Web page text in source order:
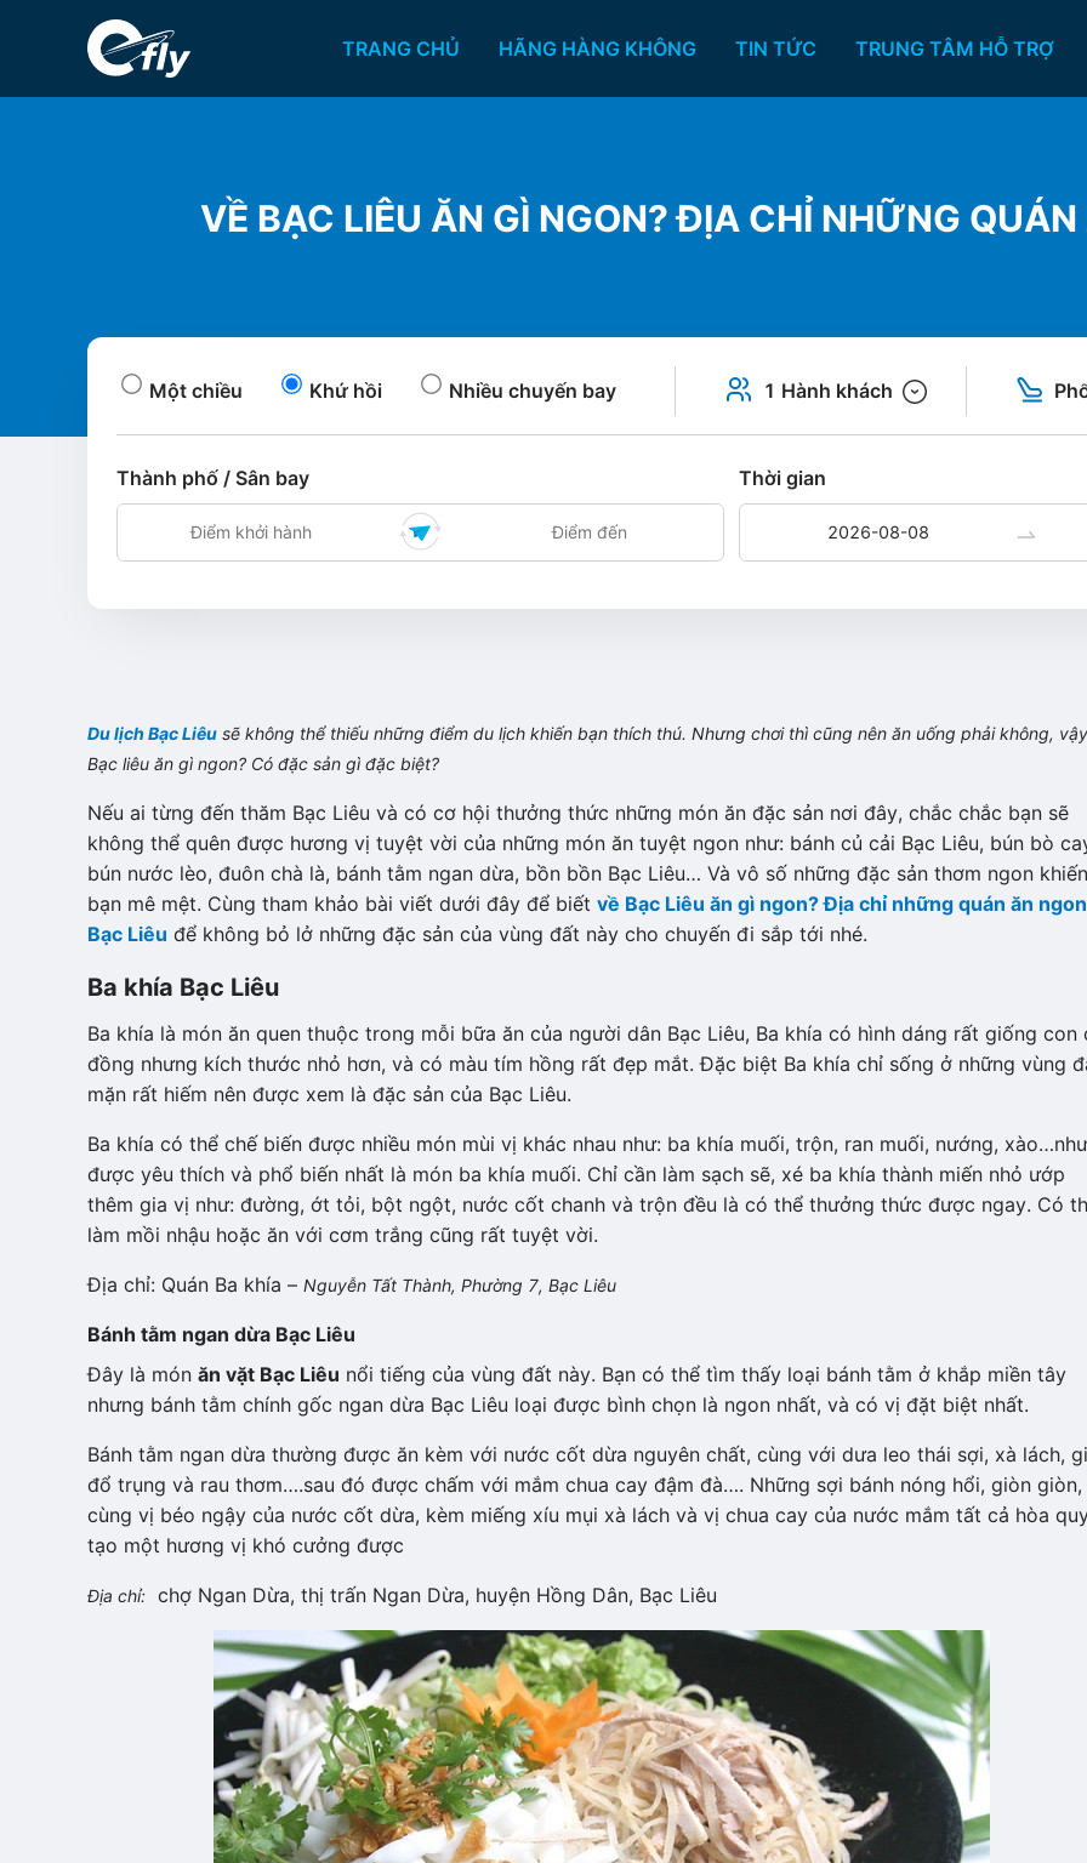
TRANG CHỦ HÃNG HÀNG KHÔNG TIN TỨC TRUNG TÂM HỖ TRỢ
VỀ BẠC LIÊU ĂN GÌ NGON? ĐỊA CHỈ NHỮNG
Một chiều Khứ hồi Nhiều chuyến bay 1 Hành khách
Thành phố / Sân bay Thời gian
Du lịch Bạc Liêu sẽ không thể thiếu những điểm du lịch khiến bạn thích thú. Nhưng chơi thì cũng nên ăn uống phải không,
Bạc liêu ăn gì ngon? Có đặc sản gì đặc biệt?
Nếu ai từng đến thăm Bạc Liêu và có cơ hội thưởng thức những món ăn đặc sản nơi đây, chắc chắc bạn sẽ
không thể quên được hương vị tuyệt vời của những món ăn tuyệt ngon như: bánh củ cải Bạc Liêu, bún bò
bún nước lèo, đuôn chà là, bánh tằm ngan dừa, bồn bồn Bạc Liêu… Và vô số những đặc sản thơm ngon khiến
bạn mê mệt. Cùng tham khảo bài viết dưới đây để biết về Bạc Liêu ăn gì ngon? Địa chỉ những quán ăn ngon
Bạc Liêu để không bỏ lở những đặc sản của vùng đất này cho chuyến đi sắp tới nhé.
Ba khía Bạc Liêu
Ba khía là món ăn quen thuộc trong mỗi bữa ăn của người dân Bạc Liêu, Ba khía có hình dáng rất giống con
đồng nhưng kích thước nhỏ hơn, và có màu tím hồng rất đẹp mắt. Đặc biệt Ba khía chỉ sống ở những vùng
mặn rất hiếm nên được xem là đặc sản của Bạc Liêu.
Ba khía có thể chế biến được nhiều món mùi vị khác nhau như: ba khía muối, trộn, ran muối, nướng,
được yêu thích và phổ biến nhất là món ba khía muối. Chỉ cần làm sạch sẽ, xé ba khía thành miến nhỏ ướp
thêm gia vị như: đường, ớt tỏi, bột ngột, nước cốt chanh và trộn đều là có thể thưởng thức được ngay. Có
làm mồi nhậu hoặc ăn với cơm trắng cũng rất tuyệt vời.
Địa chỉ: Quán Ba khía – Nguyễn Tất Thành, Phường 7, Bạc Liêu
Bánh tằm ngan dừa Bạc Liêu
Đây là món ăn vặt Bạc Liêu nổi tiếng của vùng đất này. Bạn có thể tìm thấy loại bánh tằm ở khắp miền tây
nhưng bánh tằm chính gốc ngan dừa Bạc Liêu loại được bình chọn là ngon nhất, và có vị đặt biệt nhất.
Bánh tằm ngan dừa thường được ăn kèm với nước cốt dừa nguyên chất, cùng với dưa leo thái sợi, xà lách,
đổ trụng và rau thơm….sau đó được chấm với mắm chua cay đậm đà…. Những sợi bánh nóng hổi, giòn giòn,
cùng vị béo ngậy của nước cốt dừa, kèm miếng xíu mụi xà lách và vị chua cay của nước mắm tất cả hòa
tạo một hương vị khó cưởng được
Địa chỉ: chợ Ngan Dừa, thị trấn Ngan Dừa, huyện Hồng Dân, Bạc Liêu